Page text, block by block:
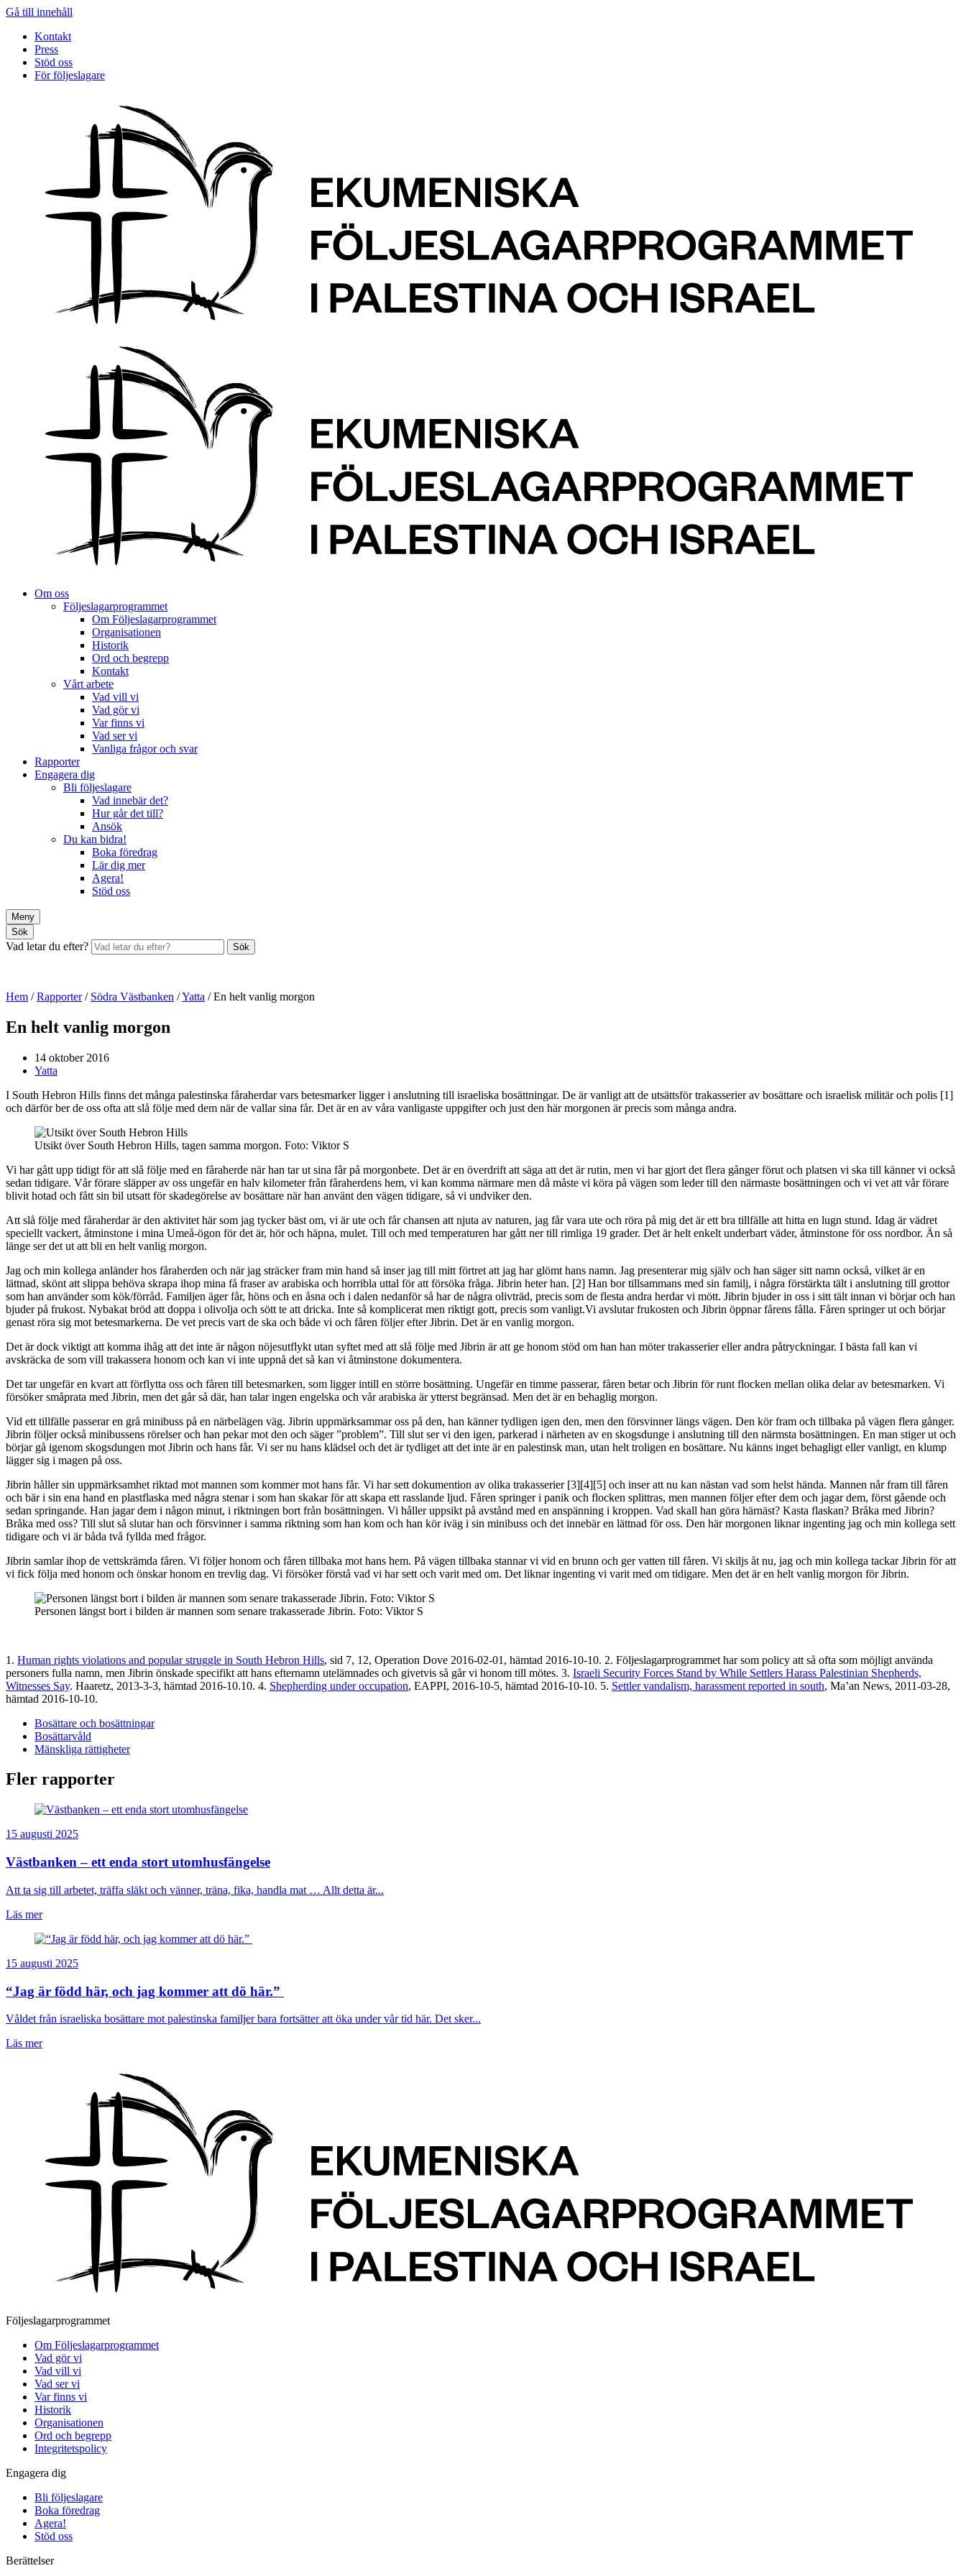
Gå till innehåll
Kontakt
Press
Stöd oss
För följeslagare
Om oss
Följeslagarprogrammet
Om Följeslagarprogrammet
Organisationen
Historik
Ord och begrepp
Kontakt
Vårt arbete
Vad vill vi
Vad gör vi
Var finns vi
Vad ser vi
Vanliga frågor och svar
Rapporter
Engagera dig
Bli följeslagare
Vad innebär det?
Hur går det till?
Ansök
Du kan bidra!
Boka föredrag
Lär dig mer
Agera!
Stöd oss
Meny
Sök
Vad letar du efter? Sök
Hem /Rapporter/ Södra Västbanken /Yatta /En helt vanlig morgon
En helt vanlig morgon
14 oktober 2016
Yatta
I South Hebron Hills finns det många palestinska fåraherdar vars betesmarker ligger i anslutning till israeliska bosättningar. De är vanligt att de utsättsför trakasserier av bosättare och israelisk militär och polis [1]
och därför ber de oss ofta att slå följe med dem när de vallar sina får. Det är en av våra vanligaste uppgifter och just den här morgonen är precis som många andra.
Utsikt över South Hebron Hills, tagen samma morgon. Foto: Viktor S
Vi har gått upp tidigt för att slå följe med en fåraherde när han tar ut sina får på morgonbete. Det är en överdrift att säga att det är rutin, men vi har gjort det flera gånger förut och platsen vi ska till känner vi också
sedan tidigare. Vår förare släpper av oss ungefär en halv kilometer från fåraherdens hem, vi kan komma närmare men då måste vi köra på vägen som leder till den närmaste bosättningen och vi vet att vår förare
blivit hotad och fått sin bil utsatt för skadegörelse av bosättare när han använt den vägen tidigare, så vi undviker den.
Att slå följe med fåraherdar är den aktivitet här som jag tycker bäst om, vi är ute och får chansen att njuta av naturen, jag får vara ute och röra på mig det är ett bra tillfälle att hitta en lugn stund. Idag är vädret
speciellt vackert, åtminstone i mina Umeå-ögon för det är, hör och häpna, mulet. Till och med temperaturen har gått ner till rimliga 19 grader. Det är helt enkelt underbart väder, åtminstone för oss nordbor. Än så
länge ser det ut att bli en helt vanlig morgon.
Jag och min kollega anländer hos fåraherden och när jag sträcker fram min hand så inser jag till mitt förtret att jag har glömt hans namn. Jag presenterar mig själv och han säger sitt namn också, vilket är en
lättnad, skönt att slippa behöva skrapa ihop mina få fraser av arabiska och horribla uttal för att försöka fråga. Jibrin heter han. [2] Han bor tillsammans med sin familj, i några förstärkta tält i anslutning till grottor
som han använder som kök/förråd. Familjen äger får, höns och en åsna och i dalen nedanför så har de några olivträd, precis som de flesta andra herdar vi mött. Jibrin bjuder in oss i sitt tält innan vi börjar och han
bjuder på frukost. Nybakat bröd att doppa i olivolja och sött te att dricka. Inte så komplicerat men riktigt gott, precis som vanligt.Vi avslutar frukosten och Jibrin öppnar fårens fålla. Fåren springer ut och börjar
genast röra sig mot betesmarkerna. De vet precis vart de ska och både vi och fåren följer efter Jibrin. Det är en vanlig morgon.
Det är dock viktigt att komma ihåg att det inte är någon nöjesutflykt utan syftet med att slå följe med Jibrin är att ge honom stöd om han han möter trakasserier eller andra påtryckningar. I bästa fall kan vi
avskräcka de som vill trakassera honom och kan vi inte uppnå det så kan vi åtminstone dokumentera.
Det tar ungefär en kvart att förflytta oss och fåren till betesmarken, som ligger intill en större bosättning. Ungefär en timme passerar, fåren betar och Jibrin för runt flocken mellan olika delar av betesmarken. Vi
försöker småprata med Jibrin, men det går så där, han talar ingen engelska och vår arabiska är ytterst begränsad. Men det är en behaglig morgon.
Vid ett tillfälle passerar en grå minibuss på en närbelägen väg. Jibrin uppmärksammar oss på den, han känner tydligen igen den, men den försvinner längs vägen. Den kör fram och tillbaka på vägen flera gånger.
Jibrin följer också minibussens rörelser och han pekar mot den och säger ”problem”. Till slut ser vi den igen, parkerad i närheten av en skogsdunge i anslutning till den närmsta bosättningen. En man stiger ut och
börjar gå igenom skogsdungen mot Jibrin och hans får. Vi ser nu hans klädsel och det är tydliget att det inte är en palestinsk man, utan helt troligen en bosättare. Nu känns inget behagligt eller vanligt, en klump
lägger sig i magen på oss.
Jibrin håller sin uppmärksamhet riktad mot mannen som kommer mot hans får. Vi har sett dokumention av olika trakasserier [3][4][5] och inser att nu kan nästan vad som helst hända. Mannen når fram till fåren
och bär i sin ena hand en plastflaska med några stenar i som han skakar för att skapa ett rasslande ljud. Fåren springer i panik och flocken splittras, men mannen följer efter dem och jagar dem, först gående och
sedan springande. Han jagar dem i någon minut, i riktningen bort från bosättningen. Vi håller uppsikt på avstånd med en anspänning i kroppen. Vad skall han göra härnäst? Kasta flaskan? Bråka med Jibrin?
Bråka med oss? Till slut så slutar han och försvinner i samma riktning som han kom och han kör iväg i sin minibuss och det innebär en lättnad för oss. Den här morgonen liknar ingenting jag och min kollega sett
tidigare och vi är båda två fyllda med frågor.
Jibrin samlar ihop de vettskrämda fåren. Vi följer honom och fåren tillbaka mot hans hem. På vägen tillbaka stannar vi vid en brunn och ger vatten till fåren. Vi skiljs åt nu, jag och min kollega tackar Jibrin för att
vi fick följa med honom och önskar honom en trevlig dag. Vi försöker förstå vad vi har sett och varit med om. Det liknar ingenting vi varit med om tidigare. Men det är en helt vanlig morgon för Jibrin.
Personen längst bort i bilden är mannen som senare trakasserade Jibrin. Foto: Viktor S
1. Human rights violations and popular struggle in South Hebron Hills, sid 7, 12, Operation Dove 2016-02-01, hämtad 2016-10-10. 2. Följeslagarprogrammet har som policy att så ofta som möjligt använda
personers fulla namn, men Jibrin önskade specifikt att hans efternamn utelämnades och givetvis så går vi honom till mötes. 3. Israeli Security Forces Stand by While Settlers Harass Palestinian Shepherds,
Witnesses Say. Haaretz, 2013-3-3, hämtad 2016-10.10. 4. Shepherding under occupation, EAPPI, 2016-10-5, hämtad 2016-10-10. 5. Settler vandalism, harassment reported in south, Ma’an News, 2011-03-28,
hämtad 2016-10-10.
Bosättare och bosättningar
Bosättarvåld
Mänskliga rättigheter
Fler rapporter
15 augusti 2025
Västbanken – ett enda stort utomhusfängelse
Att ta sig till arbetet, träffa släkt och vänner, träna, fika, handla mat … Allt detta är...
Läs mer
15 augusti 2025
“Jag är född här, och jag kommer att dö här.”
Våldet från israeliska bosättare mot palestinska familjer bara fortsätter att öka under vår tid här. Det sker...
Läs mer
Följeslagarprogrammet
Om Följeslagarprogrammet
Vad gör vi
Vad vill vi
Vad ser vi
Var finns vi
Historik
Organisationen
Ord och begrepp
Integritetspolicy
Engagera dig
Bli följeslagare
Boka föredrag
Agera!
Stöd oss
Berättelser